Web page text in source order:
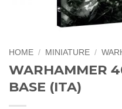
HOME / MINIATURE /
WARHAMMER
BASE (ITA)